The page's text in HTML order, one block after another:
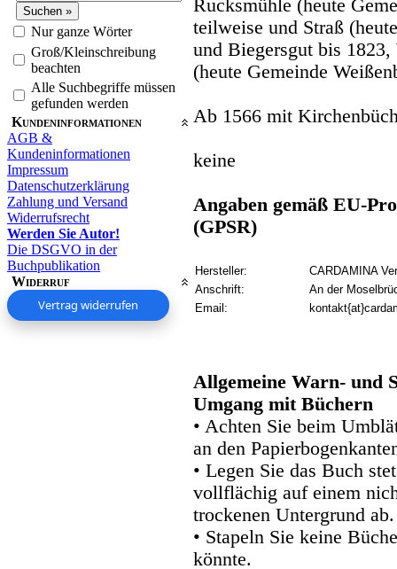
Nur ganze Wörter
Groß/Kleinschreibung
beachten
Alle Suchbegriffe müssen
gefunden werden
Kundeninformationen
AGB &
Kundeninformationen
Impressum
Datenschutzerklärung
Zahlung und Versand
Widerrufsrecht
Werden Sie Autor!
Die DSGVO in der
Buchpublikation
Widerruf
Vertrag widerrufen
Rucksmühle (heute
teilweise und Straß
und Biegersgut bis
(heute Gemeinde
Ab 1566 mit
keine
Angaben gemäß EU-
(GPSR)
Hersteller:
CARDAMINA
Anschrift:
An der
Email:
Allgemeine Warn- und
Umgang mit Büchern
• Achten Sie beim
an den
• Legen Sie das Buch
vollflächig auf einem
trockenen Untergrund ab.
• Stapeln Sie keine
könnte.